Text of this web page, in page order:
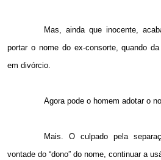
Mas, ainda que inocente,
portar o nome do ex-consorte, quando
em divórcio.
Agora pode o homem adotar o
Mais. O culpado pela
vontade do “dono” do nome, continuar a